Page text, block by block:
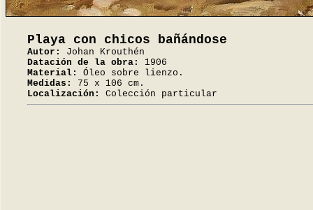
Playa con chicos bañándose
Autor:
Johan Krouthén
Datación de la obra:
1906
Material:
Óleo sobre lienzo.
Medidas:
75 x 106 cm.
Localización:
Colección particular